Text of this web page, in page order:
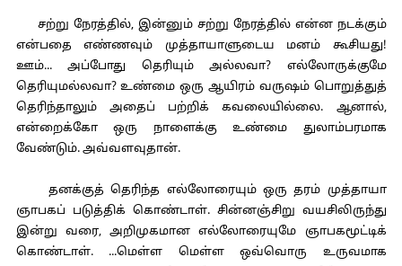
சற்று நேரத்தில், இன்னும் சற்று நேரத்தில் என்ன நடக்கும்
என்பதை எண்ணவும் முத்தாயாளுடைய மனம் கூசியது!
ஊம்... அப்போது தெரியும் அல்லவா? எல்லோருக்குமே
தெரியுமல்லவா? உண்மை ஒரு ஆயிரம் வருஷம் பொறுத்துத்
தெரிந்தாலும் அதைப் பற்றிக் கவலையில்லை. ஆனால்,
என்றைக்கோ ஒரு நாளைக்கு உண்மை துலாம்பரமாக
வேண்டும். அவ்வளவுதான்.
தனக்குத் தெரிந்த எல்லோரையும் ஒரு தரம் முத்தாயா
ஞாபகப் படுத்திக் கொண்டாள். சின்னஞ்சிறு வயசிலிருந்து
இன்று வரை, அறிமுகமான எல்லோரையுமே ஞாபகமூட்டிக்
கொண்டாள். ...மெள்ள மெள்ள ஒவ்வொரு உருவமாக